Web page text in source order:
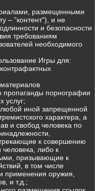
размещенными
– "контент"), и не
и безопасности
требованиям
необходимого
Игры для:
пропаганды порнографии
услуг;
иной запрещенной
характера, а
и свобод человека по
к совершению
либо к
призывающие к
в том числе
применения оружия,
и т.д.;